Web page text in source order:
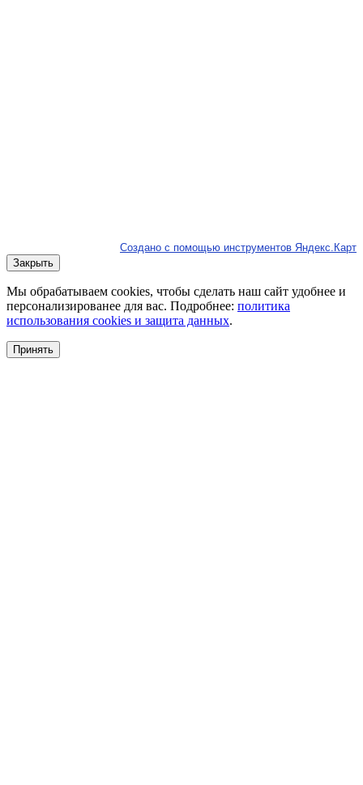
Создано с помощью инструментов Яндекс.Карт
Закрыть
Мы обрабатываем cookies, чтобы сделать наш сайт удобнее и
персонализированее для вас. Подробнее: политика
использования cookies и защита данных.
Принять